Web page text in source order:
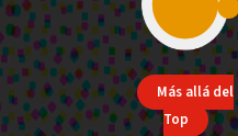
Más allá del
Top